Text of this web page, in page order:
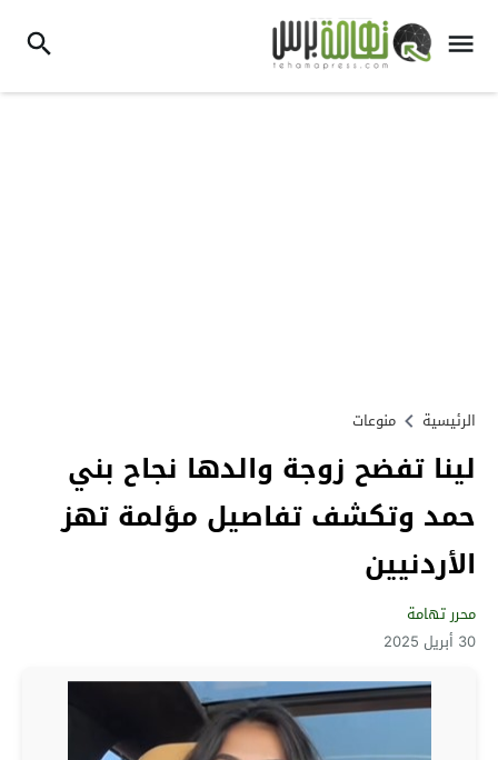
الرئيسية منوعات
لينا تفضح زوجة والدها نجاح بني
حمد وتكشف تفاصيل مؤلمة تهز
الأردنيين
محرر تهامة
30 أبريل 2025